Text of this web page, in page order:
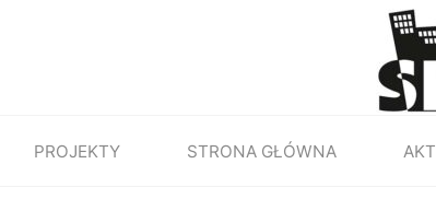
PROJEKTY STRONA GŁÓWNA